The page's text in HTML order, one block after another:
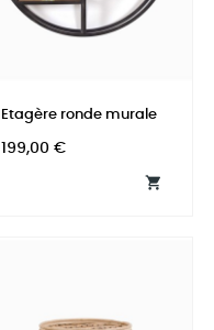
Etagère ronde murale
Prix
199,00 €
